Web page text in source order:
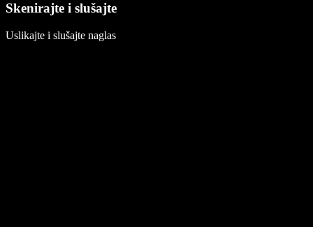
Skenirajte i slušajte
Uslikajte i slušajte naglas